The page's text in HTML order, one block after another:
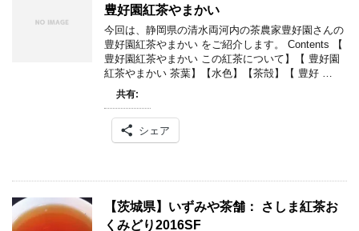
豊好園紅茶やまかい
今回は、静岡県の清水両河内の茶農家豊好園さんの
豊好園紅茶やまかい をご紹介します。 Contents 【
豊好園紅茶やまかい この紅茶について】【 豊好園
紅茶やまかい 茶葉】【水色】【茶殻】【 豊好 …
共有:
シェア
【茨城県】いずみや茶舗： さしま紅茶お
くみどり2016SF